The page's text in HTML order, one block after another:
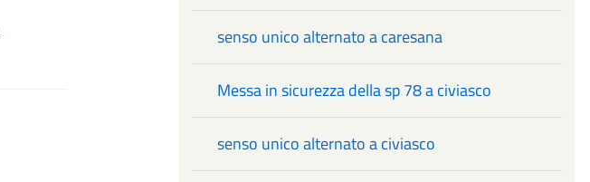
senso unico alternato a caresana
Messa in sicurezza della sp 78 a civiasco
senso unico alternato a civiasco